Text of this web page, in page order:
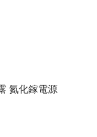
氮化鎵電源